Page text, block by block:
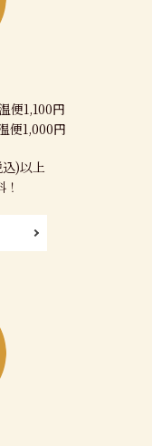
便1,100円
便1,000円
)以上